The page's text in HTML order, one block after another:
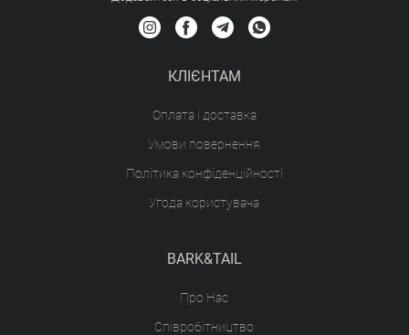
КЛІЄНТАМ
Оплата і доставка
Умови повернення
Політика конфіденційності
Угода користувача
BARK&TAIL
Про Нас
Співробітництво